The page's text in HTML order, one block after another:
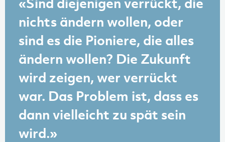
nichts ändern wollen, oder
sind es die Pioniere, die alles
ändern wollen? Die Zukunft
wird zeigen, wer verrückt
war. Das Problem ist, dass es
dann vielleicht zu spät sein
wird.»